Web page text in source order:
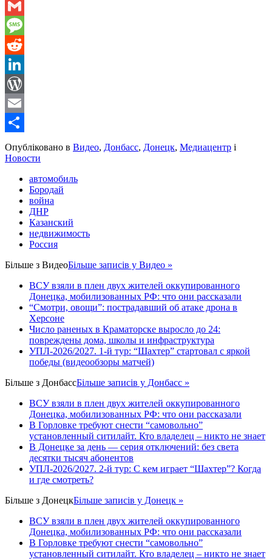
WhatsApp
Gmail
Message
Reddit
LinkedIn
WordPress
Email
Share
Опубліковано в Видео, Донбасс, Донецк, Медиацентр і
Новости
автомобиль
Бородай
война
ДНР
Казанский
недвижимость
Россия
Більше з ВидеоБільше записів у Видео »
ВСУ взяли в плен двух жителей оккупированного
Донецка, мобилизованных РФ: что они рассказали
“Смотри, овощи”: пострадавший об атаке дрона в
Херсоне
Число раненых в Краматорске выросло до 24:
повреждены дома, школы и инфраструктура
УПЛ-2026/2027. 1-й тур: “Шахтер” стартовал с яркой
победы (видеообзоры матчей)
Більше з ДонбассБільше записів у Донбасс »
ВСУ взяли в плен двух жителей оккупированного
Донецка, мобилизованных РФ: что они рассказали
В Горловке требуют снести “самовольно”
установленный ситилайт. Кто владелец – никто не знает
В Донецке за день — серия отключений: без света
десятки тысяч абонентов
УПЛ-2026/2027. 2-й тур: С кем играет “Шахтер”? Когда
и где смотреть?
Більше з ДонецкБільше записів у Донецк »
ВСУ взяли в плен двух жителей оккупированного
Донецка, мобилизованных РФ: что они рассказали
В Горловке требуют снести “самовольно”
установленный ситилайт. Кто владелец – никто не знает